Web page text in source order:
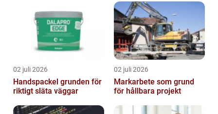
02 juli 2026
Handspackel grunden för
riktigt släta väggar
02 juli 2026
Markarbete som grund
för hållbara projekt